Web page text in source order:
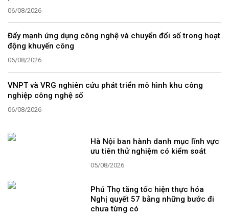
06/08/2026
Đẩy mạnh ứng dụng công nghệ và chuyển đổi số trong hoạt
động khuyến công
06/08/2026
VNPT và VRG nghiên cứu phát triển mô hình khu công
nghiệp công nghệ số
06/08/2026
Hà Nội ban hành danh mục lĩnh vực
ưu tiên thử nghiệm có kiểm soát
05/08/2026
Phú Thọ tăng tốc hiện thực hóa
Nghị quyết 57 bằng những bước đi
chưa từng có